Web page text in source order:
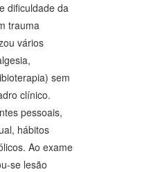
dificuldade da
trauma
vários
sem
clínico.
pessoais,
hábitos
Ao exame
se lesão